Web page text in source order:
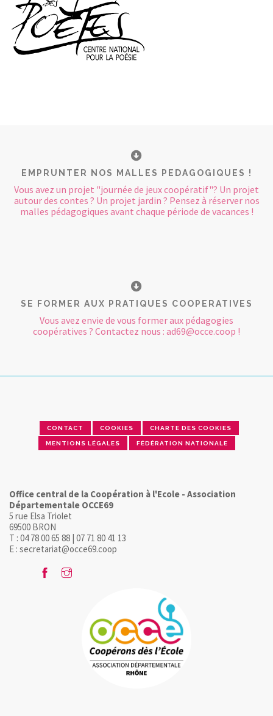
EMPRUNTER NOS MALLES PEDAGOGIQUES !
Vous avez un projet "journée de jeux coopératif"? Un projet
autour des contes ? Un projet jardin ? Pensez à réserver nos
malles pédagogiques avant chaque période de vacances !
SE FORMER AUX PRATIQUES COOPERATIVES
Vous avez envie de vous former aux pédagogies
coopératives ? Contactez nous : ad69@occe.coop !
CONTACT COOKIES CHARTE DES COOKIES
MENTIONS LÉGALES FÉDÉRATION NATIONALE
Office central de la Coopération à l'Ecole - Association
Départementale OCCE69
5 rue Elsa Triolet
69500 BRON
T : 04 78 00 65 88 | 07 71 80 41 13
E : secretariat@occe69.coop